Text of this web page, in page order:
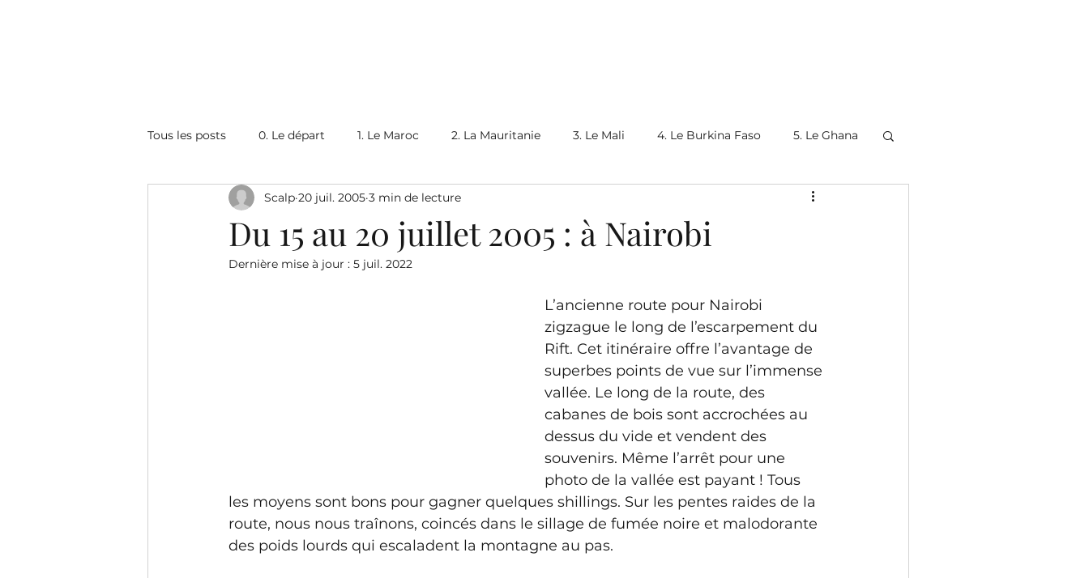
Tous les posts 0. Le départ 1. Le Maroc 2. La Mauritanie 3. Le Mali 4. Le Burkina Faso 5. Le Ghana
6. L'Afrique du Sud (1) 7. Le Lesotho 6bis. L'Afrique du Sud (2) 9. Le Botswana (1)
10. Le Zimbabwe 11. La Zambie 12. Le Malawi
9bis. Le Botswana (2) 19. Le Retour
Du 15 au 20 juillet 2005 : à Nairobi
Scalp 20 juil. 2005 3 min de lecture
Dernière mise à jour : 5 juil. 2022
L’ancienne route pour Nairobi
zigzague le long de l’escarpement du
Rift. Cet itinéraire offre l’avantage de
superbes points de vue sur l’immense
vallée. Le long de la route, des
cabanes de bois sont accrochées au
dessus du vide et vendent des
souvenirs. Même l’arrêt pour une
photo de la vallée est payant ! Tous
les moyens sont bons pour gagner quelques shillings. Sur les pentes raides de la
route, nous nous traînons, coincés dans le sillage de fumée noire et malodorante
des poids lourds qui escaladent la montagne au pas.